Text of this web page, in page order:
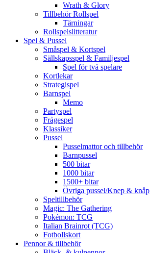
Wrath & Glory
Tillbehör Rollspel
Tärningar
Rollspelslitteratur
Spel & Pussel
Småspel & Kortspel
Sällskapsspel & Familjespel
Spel för två spelare
Kortlekar
Strategispel
Barnspel
Memo
Partyspel
Frågespel
Klassiker
Pussel
Pusselmattor och tillbehör
Barnpussel
500 bitar
1000 bitar
1500+ bitar
Övriga pussel/Knep & knåp
Speltillbehör
Magic: The Gathering
Pokémon: TCG
Italian Brainrot (TCG)
Fotbollskort
Pennor & tillbehör